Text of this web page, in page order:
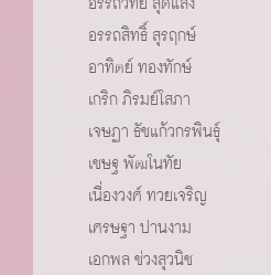
อรรถสิทธิ์ สุรฤกษ์
อาทิตย์ ทองทักษ์
เกริก ภิรมย์โสภา
เจษฏา ธัชแก้วกรพินธ์ุ
เชษฐ พัฒโนทัย
เนื่องวงศ์ ทวยเจริญ
เศรษฐา ปานงาม
เอกพล ช่วงสุวนิช